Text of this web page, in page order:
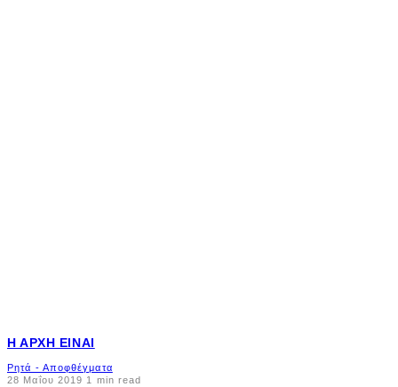
Η ΑΡΧΉ ΕΊΝΑΙ
Ρητά - Αποφθέγματα
28 Μαΐου 2019 1 min read